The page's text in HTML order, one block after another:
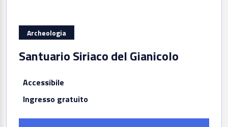
Archeologia
Santuario Siriaco del Gianicolo
Accessibile
Ingresso gratuito